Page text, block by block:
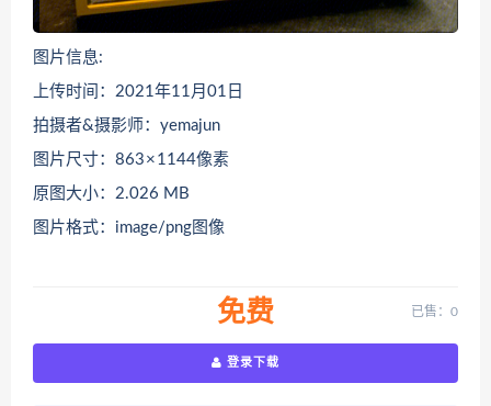
图片信息:
上传时间：2021年11月01日
拍摄者&摄影师：yemajun
图片尺寸：863 × 1144像素
原图大小：2.026 MB
图片格式：image/png图像
免费 已售：0
登录下载